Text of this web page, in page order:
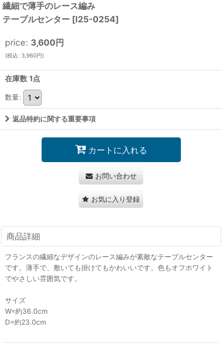
繊細で薄手のレース編み
テーブルセンター [I25-0254]
price: 3,600円
(税込 : 3,960円)
在庫数 1点
数量:
返品特約に関する重要事項
カートに入れる
お問い合わせ
お気に入り登録
商品詳細
フランスの繊細なデザインのレース編みが素敵なテーブルセンター
です。薄手で、敷いても掛けてもかわいいです。色もオフホワイト
でやさしい雰囲気です。
サイズ
W=約36.0cm
D=約23.0cm